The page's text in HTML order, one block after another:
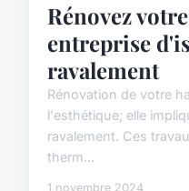
Rénovez
entreprise
ravalement
Rénovation de votre
l'esthétique; elle
ravalement. Ces
therm...
1 novembre 2024